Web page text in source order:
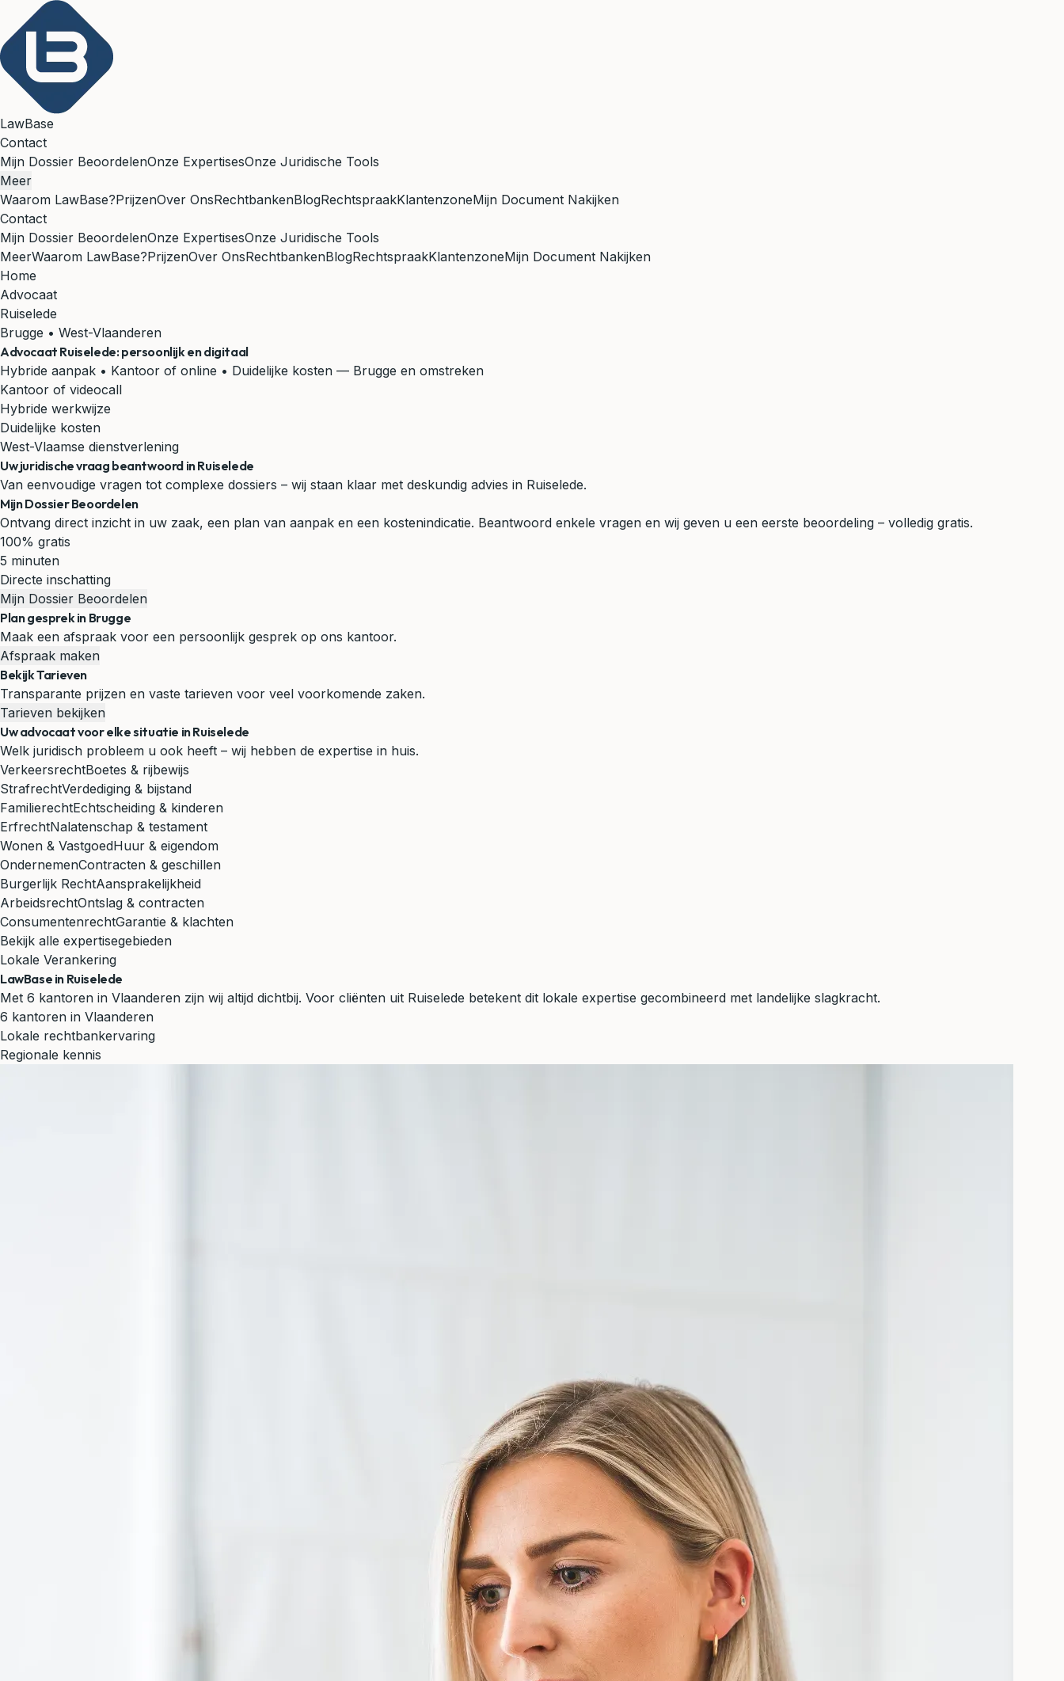
LawBase
Contact
Mijn Dossier BeoordelenOnze ExpertisesOnze Juridische Tools
Meer
Waarom LawBase?PrijzenOver OnsRechtbankenBlogRechtspraakKlantenzoneMijn Document Nakijken
Contact
Mijn Dossier BeoordelenOnze ExpertisesOnze Juridische Tools
MeerWaarom LawBase?PrijzenOver OnsRechtbankenBlogRechtspraakKlantenzoneMijn Document Nakijken
Home
Advocaat
Ruiselede
Brugge • West-Vlaanderen
Advocaat Ruiselede: persoonlijk en digitaal
Hybride aanpak • Kantoor of online • Duidelijke kosten — Brugge en omstreken
Kantoor of videocall
Hybride werkwijze
Duidelijke kosten
West-Vlaamse dienstverlening
Uw juridische vraag beantwoord in Ruiselede
Van eenvoudige vragen tot complexe dossiers – wij staan klaar met deskundig advies in Ruiselede.
Mijn Dossier Beoordelen
Ontvang direct inzicht in uw zaak, een plan van aanpak en een kostenindicatie. Beantwoord enkele vragen en wij geven u een eerste beoordeling – volledig gratis.
100% gratis
5 minuten
Directe inschatting
Mijn Dossier Beoordelen
Plan gesprek in Brugge
Maak een afspraak voor een persoonlijk gesprek op ons kantoor.
Afspraak maken
Bekijk Tarieven
Transparante prijzen en vaste tarieven voor veel voorkomende zaken.
Tarieven bekijken
Uw advocaat voor elke situatie in Ruiselede
Welk juridisch probleem u ook heeft – wij hebben de expertise in huis.
VerkeersrechtBoetes & rijbewijs
StrafrechtVerdediging & bijstand
FamilierechtEchtscheiding & kinderen
ErfrechtNalatenschap & testament
Wonen & VastgoedHuur & eigendom
OndernemenContracten & geschillen
Burgerlijk RechtAansprakelijkheid
ArbeidsrechtOntslag & contracten
ConsumentenrechtGarantie & klachten
Bekijk alle expertisegebieden
Lokale Verankering
LawBase in Ruiselede
Met 6 kantoren in Vlaanderen zijn wij altijd dichtbij. Voor cliënten uit Ruiselede betekent dit lokale expertise gecombineerd met landelijke slagkracht.
6 kantoren in Vlaanderen
Lokale rechtbankervaring
Regionale kennis